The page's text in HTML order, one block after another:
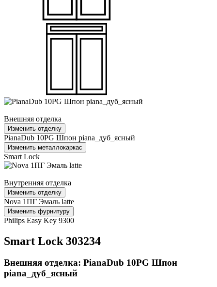
Внешняя отделка
Изменить отделку
PianaDub 10PG Шпон piana_дуб_ясный
Изменить металлокаркас
Smart Lock
Внутренняя отделка
Изменить отделку
Nova 1ПГ Эмаль latte
Изменить фурнитуру
Philips Easy Key 9300
Smart Lock 303234
Внешняя отделка: PianaDub 10PG Шпон
piana_дуб_ясный